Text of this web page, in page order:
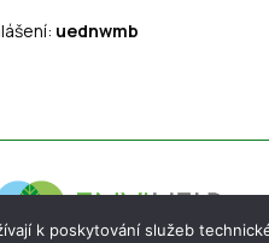
uednwmb
k poskytování služeb